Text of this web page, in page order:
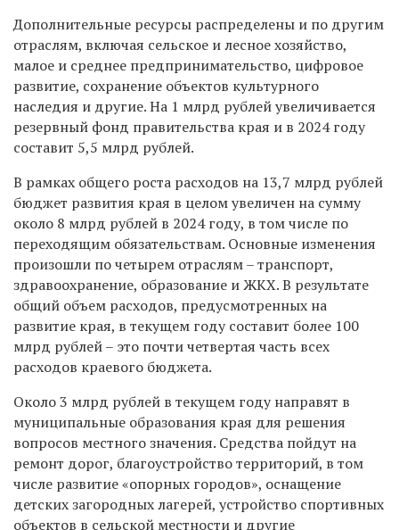
Дополнительные ресурсы распределены и по другим
отраслям, включая сельское и лесное хозяйство,
малое и среднее предпринимательство, цифровое
развитие, сохранение объектов культурного
наследия и другие. На 1 млрд рублей увеличивается
резервный фонд правительства края и в 2024 году
составит 5,5 млрд рублей.
В рамках общего роста расходов на 13,7 млрд рублей
бюджет развития края в целом увеличен на сумму
около 8 млрд рублей в 2024 году, в том числе по
переходящим обязательствам. Основные изменения
произошли по четырем отраслям – транспорт,
здравоохранение, образование и ЖКХ. В результате
общий объем расходов, предусмотренных на
развитие края, в текущем году составит более 100
млрд рублей – это почти четвертая часть всех
расходов краевого бюджета.
Около 3 млрд рублей в текущем году направят в
муниципальные образования края для решения
вопросов местного значения. Средства пойдут на
ремонт дорог, благоустройство территорий, в том
числе развитие «опорных городов», оснащение
детских загородных лагерей, устройство спортивных
объектов в сельской местности и другие